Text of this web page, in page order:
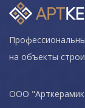
на объекты
ООО